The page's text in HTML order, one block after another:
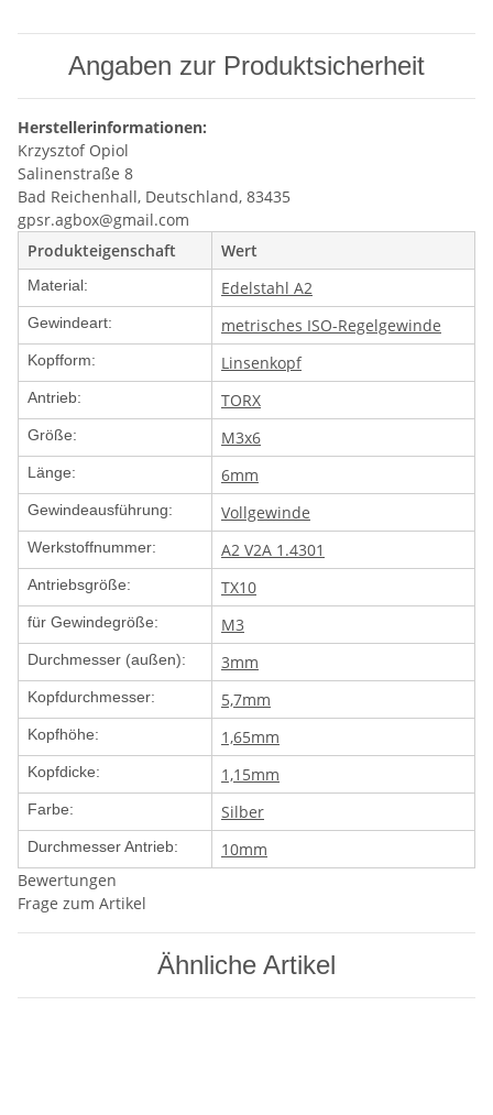
Angaben zur Produktsicherheit
Herstellerinformationen:
Krzysztof Opiol
Salinenstraße 8
Bad Reichenhall, Deutschland, 83435
gpsr.agbox@gmail.com
Produkteigenschaft
Wert
Material: Edelstahl A2
Gewindeart: metrisches ISO-Regelgewinde
Kopfform: Linsenkopf
Antrieb: TORX
Größe: M3x6
Länge: 6mm
Gewindeausführung: Vollgewinde
Werkstoffnummer: A2 V2A 1.4301
Antriebsgröße: TX10
für Gewindegröße: M3
Durchmesser (außen): 3mm
Kopfdurchmesser: 5,7mm
Kopfhöhe: 1,65mm
Kopfdicke: 1,15mm
Farbe: Silber
Durchmesser Antrieb:
10mm
Bewertungen
Frage zum Artikel
Ähnliche Artikel